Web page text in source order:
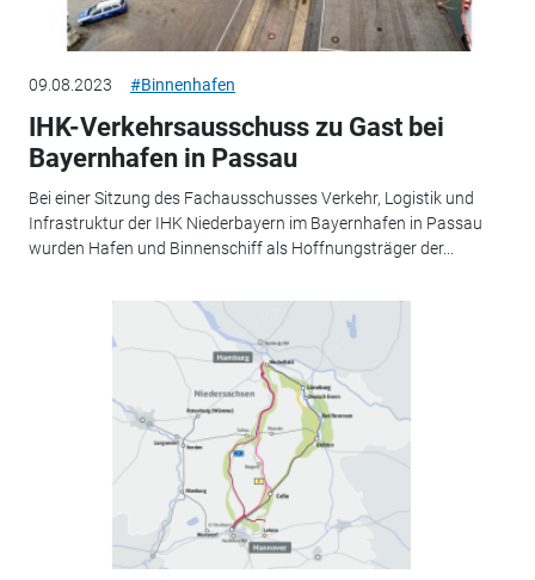
09.08.2023 #Binnenhafen
IHK-Verkehrsausschuss zu Gast bei
Bayernhafen in Passau
Bei einer Sitzung des Fachausschusses Verkehr, Logistik und
Infrastruktur der IHK Niederbayern im Bayernhafen in Passau
wurden Hafen und Binnenschiff als Hoffnungsträger der...